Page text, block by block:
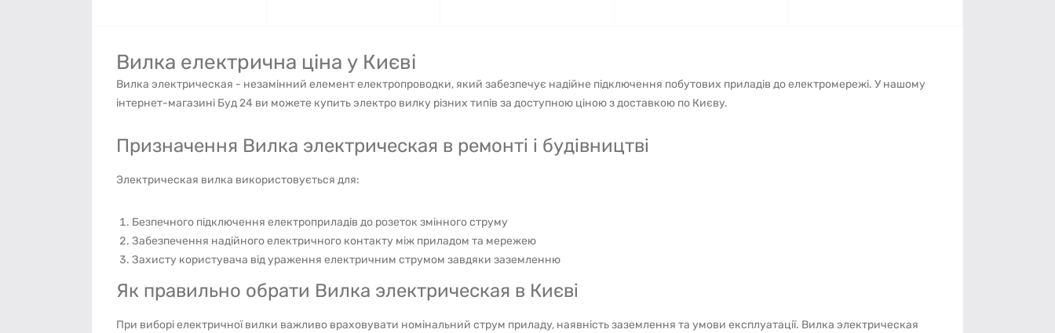
Вилка електрична ціна у Києві
Вилка электрическая - незамінний елемент електропроводки, який забезпечує надійне підключення побутових приладів до електромережі. У нашому
інтернет-магазині Буд 24 ви можете купить электро вилку різних типів за доступною ціною з доставкою по Києву.
Призначення Вилка электрическая в ремонті і будівництві
Электрическая вилка використовується для:
Безпечного підключення електроприладів до розеток змінного струму
Забезпечення надійного електричного контакту між приладом та мережею
Захисту користувача від ураження електричним струмом завдяки заземленню
Як правильно обрати Вилка электрическая в Києві
При виборі електричної вилки важливо враховувати номінальний струм приладу, наявність заземлення та умови експлуатації. Вилка электрическая